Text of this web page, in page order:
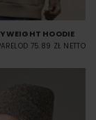
HOODIE
OD 75.89 ZŁ NETTO